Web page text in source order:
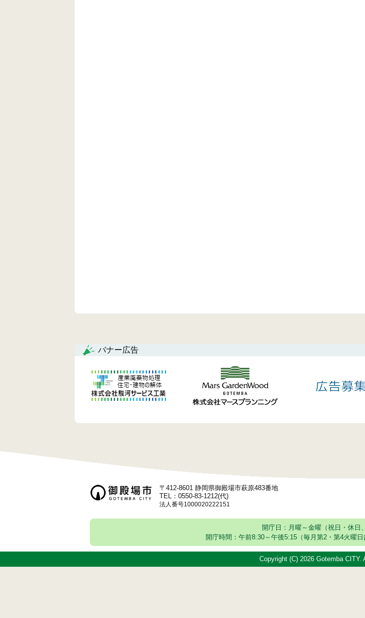
バナー広告
〒412-8601 静岡県御殿場市萩原483番地
TEL：0550-83-1212(代)
法人番号1000020222151
開庁日：月曜～金曜（祝日・休日
開庁時間：午前8:30～午後5:15（毎月第2・第4火曜
Copyright (C) 2026 Gotemba CITY.